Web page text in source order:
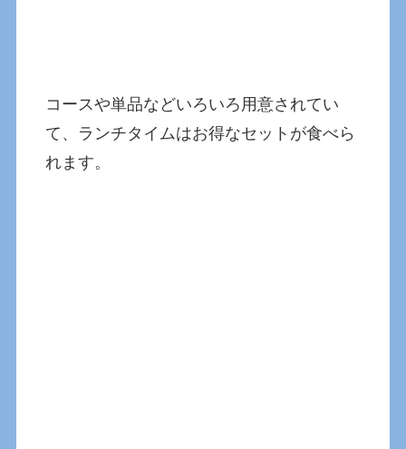
コースや単品などいろいろ用意されてい
て、ランチタイムはお得なセットが食べら
れます。